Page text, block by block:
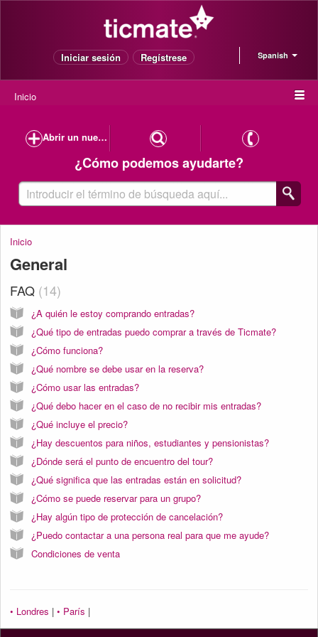
Spanish
Iniciar sesión Regístrese
Inicio
Abrir un nuevo caso de soporte
¿Cómo podemos ayudarte?
Inicio
General
FAQ 14
¿A quién le estoy comprando entradas?
¿Qué tipo de entradas puedo comprar a través de Ticmate?
¿Cómo funciona?
¿Qué nombre se debe usar en la reserva?
¿Cómo usar las entradas?
¿Qué debo hacer en el caso de no recibir mis entradas?
¿Qué incluye el precio?
¿Hay descuentos para niños, estudiantes y pensionistas?
¿Dónde será el punto de encuentro del tour?
¿Qué significa que las entradas están en solicitud?
¿Cómo se puede reservar para un grupo?
¿Hay algún tipo de protección de cancelación?
¿Puedo contactar a una persona real para que me ayude?
Condiciones de venta
• Londres | • París |